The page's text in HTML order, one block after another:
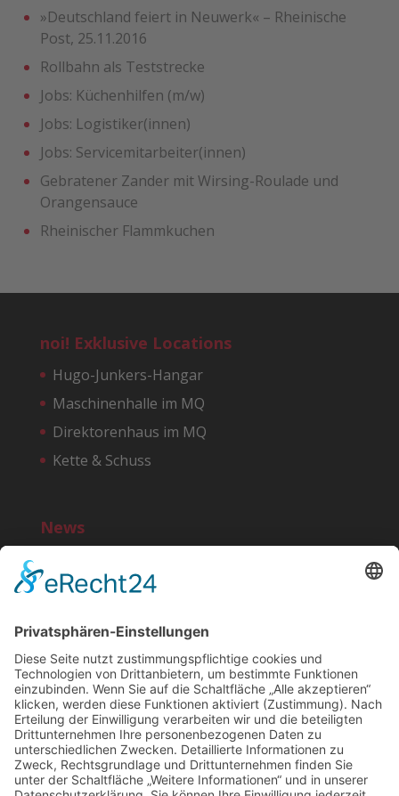
»Deutschland feiert in Neuwerk« – Rheinische
Post, 25.11.2016
Rollbahn als Teststrecke
Jobs: Küchenhilfen (m/w)
Jobs: Logistiker(innen)
Jobs: Servicemitarbeiter(innen)
Gebratener Zander mit ­Wirsing-Roulade und
Orangensauce
Rheinischer Flammkuchen
noi! Exklusive Locations
Hugo-Junkers-Hangar
Maschinenhalle im MQ
Direktorenhaus im MQ
Kette & Schuss
News
10 Jahre noi!
»Deutschland feiert in Neuwerk« – Rheinische
Post, 25.11.2016
Rollbahn als Teststrecke
Suchen Cookie-Banner